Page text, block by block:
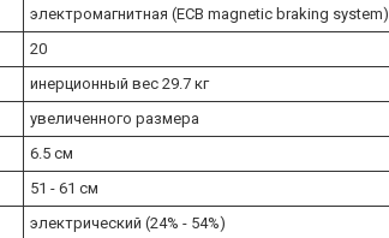
электромагнитная (ECB magnetic braking system)
20
инерционный вес 29.7 кг
увеличенного размера
6.5 см
51 - 61 см
электрический (24% - 54%)